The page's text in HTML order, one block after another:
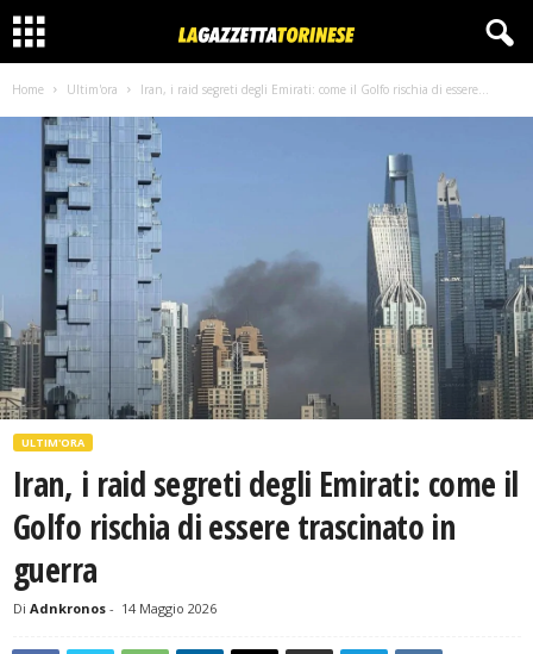
Home Ultim'ora Iran, i raid segreti degli Emirati: come il Golfo rischia di essere...
ULTIM'ORA
Iran, i raid segreti degli Emirati: come il
Golfo rischia di essere trascinato in
guerra
Di Adnkronos - 14 Maggio 2026